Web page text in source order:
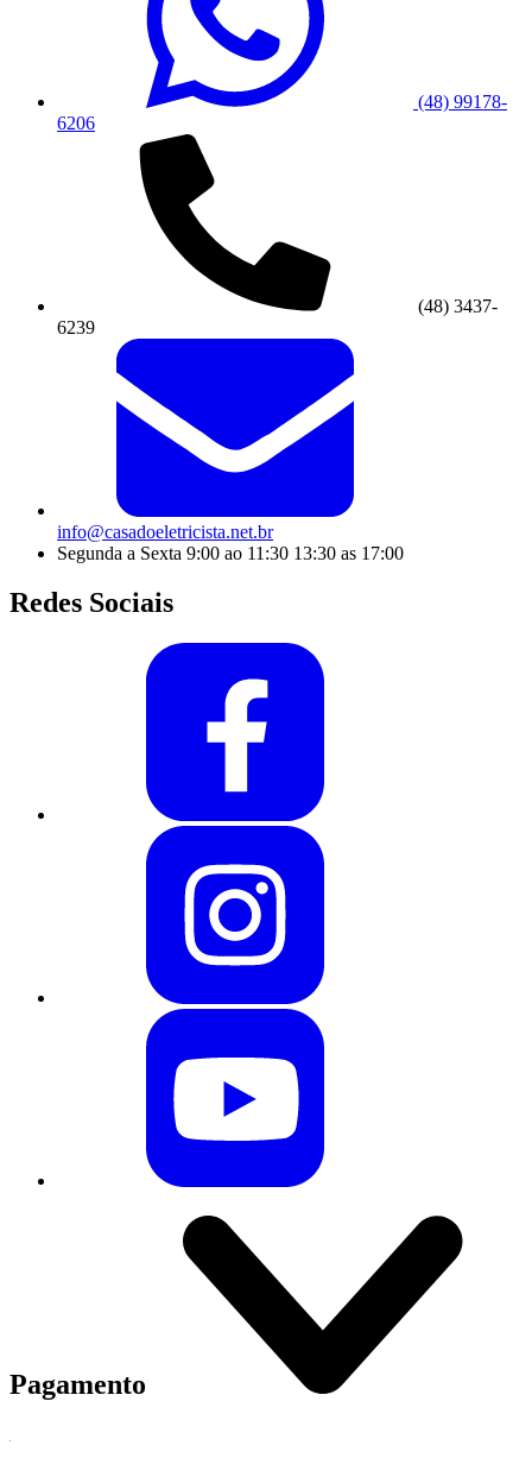
(48) 99178-
6206
(48) 3437-
6239
info@casadoeletricista.net.br
Segunda a Sexta 9:00 ao 11:30 13:30 as 17:00
Redes Sociais
Pagamento